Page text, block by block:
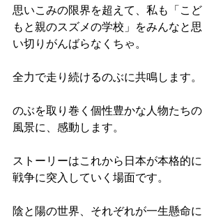
思いこみの限界を超えて、私も「こど
もと親のスズメの学校」をみんなと思
い切りがんばらなくちゃ。
全力で走り続けるのぶに共鳴します。
のぶを取り巻く個性豊かな人物たちの
風景に、感動します。
ストーリーはこれから日本が本格的に
戦争に突入していく場面です。
陰と陽の世界、それぞれが一生懸命に